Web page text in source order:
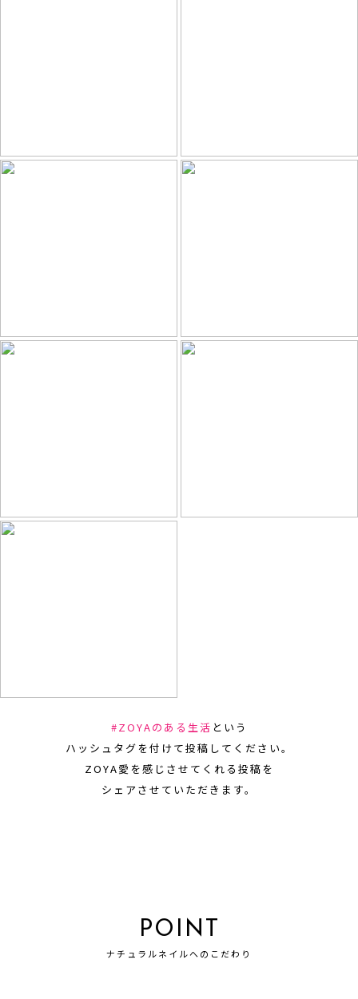
#ZOYAのある生活 という
ハッシュタグを付けて投稿してください。
ZOYA愛を感じさせてくれる投稿を
シェアさせていただきます。
POINT
ナチュラルネイルへのこだわり